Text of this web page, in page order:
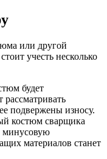
или другой
учесть несколько
будет
рассматривать
подвержены износу.
костюм сварщика
минусовую
материалов станет